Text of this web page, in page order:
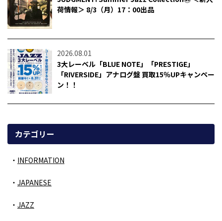
荷情報＞ 8/3（月）17：00出品
2026.08.01
3大レーベル「BLUE NOTE」「PRESTIGE」
「RIVERSIDE」アナログ盤 買取15％UPキャンペー
ン！！
カテゴリー
INFORMATION
JAPANESE
JAZZ